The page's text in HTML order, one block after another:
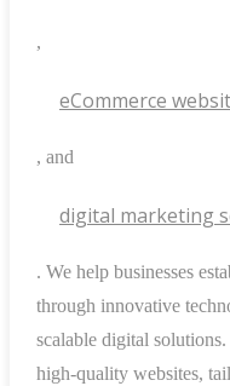
,
eCommerce
, and
digital marketing
. We help businesses
through innovative
scalable digital
high-quality websites,